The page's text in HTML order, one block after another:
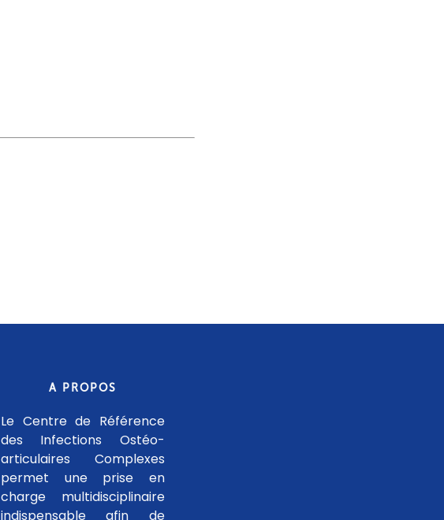
A PROPOS
Le Centre de Référence
des Infections Ostéo-
articulaires Complexes
permet une prise en
charge multidisciplinaire
indispensable afin de